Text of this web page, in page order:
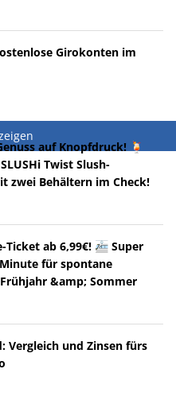
Girokonten im
auf Knopfdruck! 🍹
Twist Slush-
zwei Behältern im Check!
Ticket ab 6,99€! 🚈 Super
für spontane
&amp; Sommer
Vergleich und Zinsen fürs